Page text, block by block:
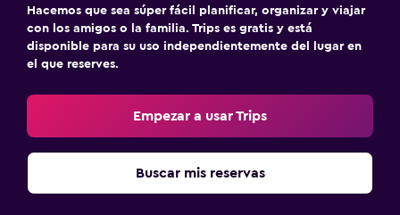
Hacemos que sea súper fácil planificar, organizar y viajar
con los amigos o la familia. Trips es gratis y está
disponible para su uso independientemente del lugar en
el que reserves.
Empezar a usar Trips
Buscar mis reservas